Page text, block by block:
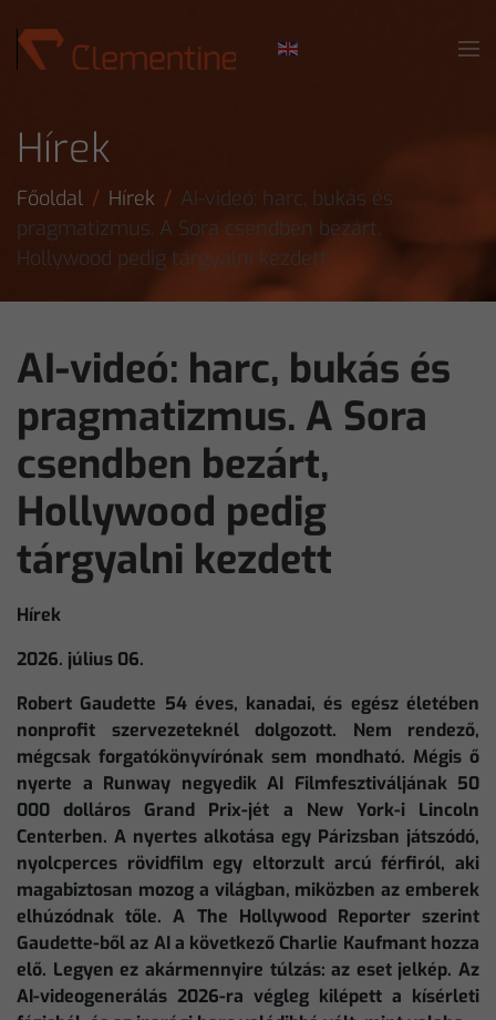
Skip to main content
Hírek
Főoldal Hírek
AI-videó: harc, bukás és
pragmatizmus. A Sora csendben bezárt,
Hollywood pedig tárgyalni kezdett
AI-videó: harc, bukás és
pragmatizmus. A Sora
csendben bezárt,
Hollywood pedig
tárgyalni kezdett
Hírek
2026. július 06.
Robert Gaudette 54 éves, kanadai, és egész életében
nonprofit szervezeteknél dolgozott. Nem rendező,
mégcsak forgatókönyvírónak sem mondható. Mégis ő
nyerte a Runway negyedik AI Filmfesztiváljának 50
000 dolláros Grand Prix-jét a New York-i Lincoln
Centerben. A nyertes alkotása egy Párizsban játszódó,
nyolcperces rövidfilm egy eltorzult arcú férfiról, aki
magabiztosan mozog a világban, miközben az emberek
elhúzódnak tőle. A The Hollywood Reporter szerint
Gaudette-ből az AI a következő Charlie Kaufmant hozza
elő. Legyen ez akármennyire túlzás: az eset jelkép. Az
AI-videogenerálás 2026-ra végleg kilépett a kísérleti